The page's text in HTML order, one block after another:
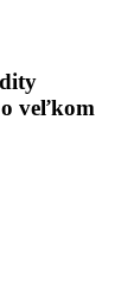
veľkom